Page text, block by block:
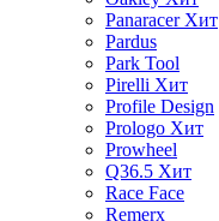
Panaracer Хит
Pardus
Park Tool
Pirelli Хит
Profile Design
Prologo Хит
Prowheel
Q36.5 Хит
Race Face
Remerx